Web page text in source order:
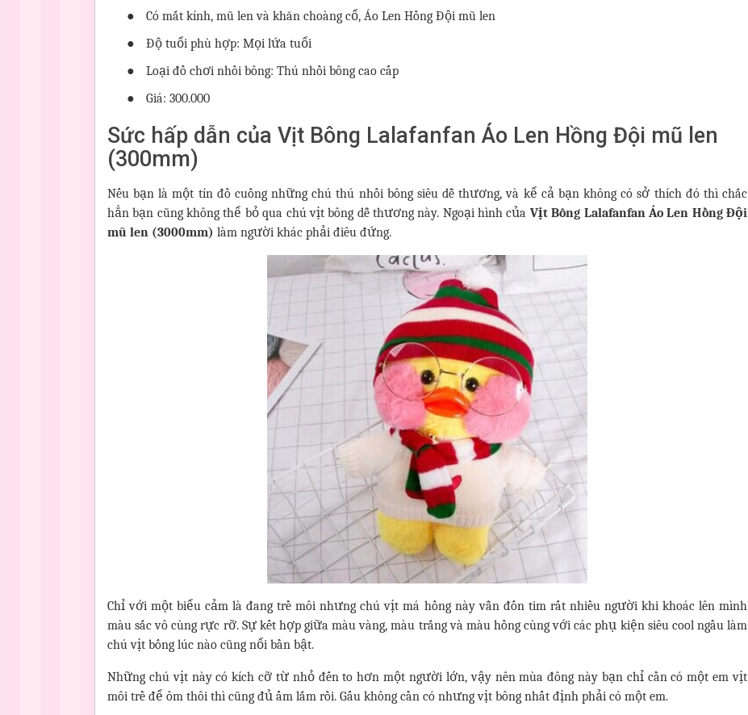
●
Có mắt kính, mũ len và khăn choàng cổ, Áo Len Hồng Đội mũ len
●
Độ tuổi phù hợp: Mọi lứa tuổi
●
Loại đồ chơi nhồi bông: Thú nhồi bông cao cấp
●
Giá: 300.000
Sức hấp dẫn của Vịt Bông Lalafanfan Áo Len Hồng Đội mũ len
(300mm)
Nếu bạn là một tín đồ cuồng những chú thú nhồi bông siêu dễ thương, và kể cả bạn không có sở thích đó thì chắc
hẳn bạn cũng không thể bỏ qua chú vịt bông dễ thương này. Ngoại hình của Vịt Bông Lalafanfan Áo Len Hồng Đội
mũ len (3000mm) làm người khác phải điêu đứng.
Chỉ với một biểu cảm là đang trề môi nhưng chú vịt má hồng này vẫn đốn tim rất nhiều người khi khoác lên mình
màu sắc vô cùng rực rỡ. Sự kết hợp giữa màu vàng, màu trắng và màu hồng cùng với các phụ kiện siêu cool ngầu làm
chú vịt bống lúc nào cũng nổi bần bật.
Những chú vịt này có kích cỡ từ nhỏ đến to hơn một người lớn, vậy nên mùa đông này bạn chỉ cần có một em vịt
môi trề để ôm thôi thì cũng đủ ấm lắm rồi. Gấu không cần có nhưng vịt bông nhất định phải có một em.